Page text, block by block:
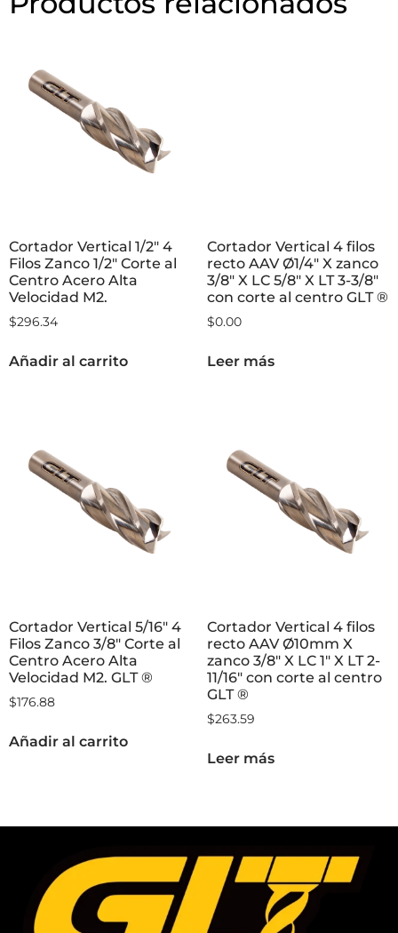
Cortador Vertical 1/2″ 4
Filos Zanco 1/2″ Corte al
Centro Acero Alta
Velocidad M2.
$296.34
Añadir al carrito
Cortador Vertical 4 filos
recto AAV Ø1/4″ X zanco
3/8″ X LC 5/8″ X LT 3-3/8″
con corte al centro GLT ®
$0.00
Leer más
Cortador Vertical 5/16″ 4
Filos Zanco 3/8″ Corte al
Centro Acero Alta
Velocidad M2. GLT ®
$176.88
Añadir al carrito
Cortador Vertical 4 filos
recto AAV Ø10mm X
zanco 3/8″ X LC 1″ X LT 2-
11/16″ con corte al centro
GLT ®
$263.59
Leer más